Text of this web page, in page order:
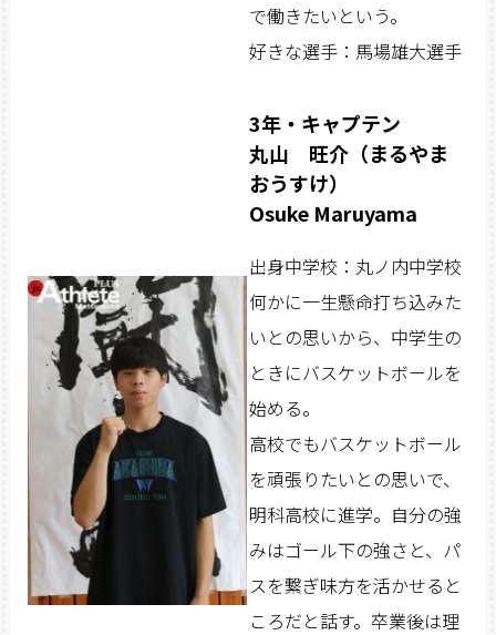
で働きたいという。
好きな選手：馬場雄大選手
3年・キャプテン
丸山 旺介（まるやま
おうすけ）
Osuke Maruyama
出身中学校：丸ノ内中学校
何かに一生懸命打ち込みた
いとの思いから、中学生の
ときにバスケットボールを
始める。
高校でもバスケットボール
を頑張りたいとの思いで、
明科高校に進学。自分の強
みはゴール下の強さと、パ
スを繋ぎ味方を活かせると
ころだと話す。卒業後は理